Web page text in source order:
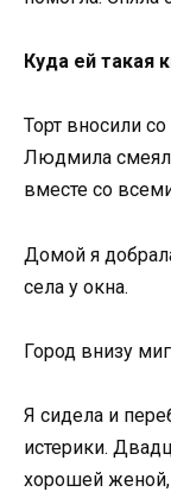
Куда ей такая
Торт вносили
Людмила
вместе со
Домой я
села у окна.
Город внизу
Я сидела и
истерики.
хорошей